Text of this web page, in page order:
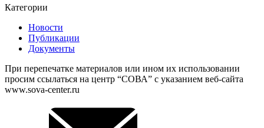
Категории
Новости
Публикации
Документы
При перепечатке материалов или ином их использовании
просим ссылаться на центр “СОВА” с указанием веб-сайта
www.sova-center.ru